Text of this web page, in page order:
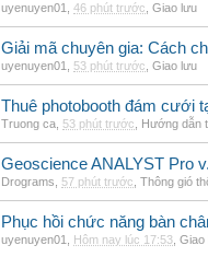
uyenuyen01 46 phút trước Giao lưu
Giải mã chuyên gia: Cách
uyenuyen01 53 phút trước Giao lưu
Thuê photobooth đám cưới
Truong ca 53 phút trước Hướng dẫn
Geoscience ANALYST Pro
Drograms 57 phút trước Thông gió
Phục hồi chức năng bàn
uyenuyen01 Hôm nay lúc 17:53 Giao